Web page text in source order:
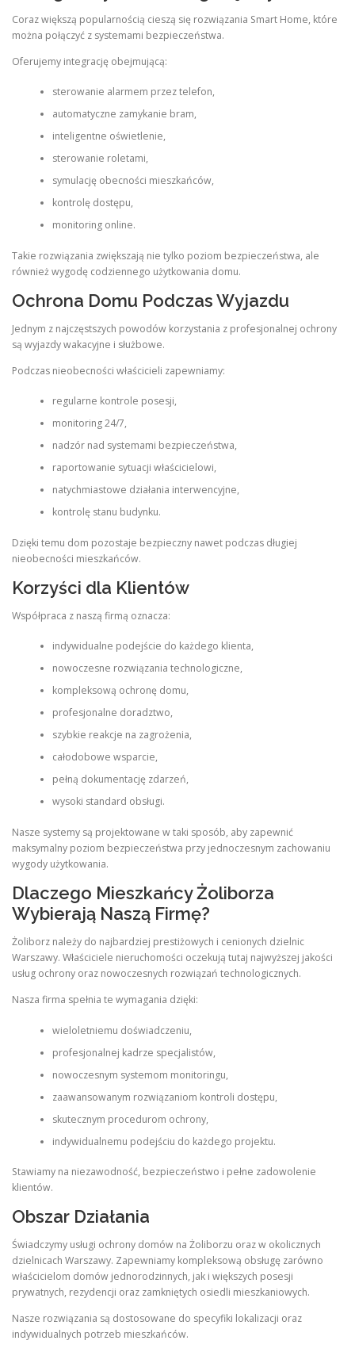
Coraz większą popularnością cieszą się rozwiązania Smart Home, które
można połączyć z systemami bezpieczeństwa.
Oferujemy integrację obejmującą:
sterowanie alarmem przez telefon,
automatyczne zamykanie bram,
inteligentne oświetlenie,
sterowanie roletami,
symulację obecności mieszkańców,
kontrolę dostępu,
monitoring online.
Takie rozwiązania zwiększają nie tylko poziom bezpieczeństwa, ale
również wygodę codziennego użytkowania domu.
Ochrona Domu Podczas Wyjazdu
Jednym z najczęstszych powodów korzystania z profesjonalnej ochrony
są wyjazdy wakacyjne i służbowe.
Podczas nieobecności właścicieli zapewniamy:
regularne kontrole posesji,
monitoring 24/7,
nadzór nad systemami bezpieczeństwa,
raportowanie sytuacji właścicielowi,
natychmiastowe działania interwencyjne,
kontrolę stanu budynku.
Dzięki temu dom pozostaje bezpieczny nawet podczas długiej
nieobecności mieszkańców.
Korzyści dla Klientów
Współpraca z naszą firmą oznacza:
indywidualne podejście do każdego klienta,
nowoczesne rozwiązania technologiczne,
kompleksową ochronę domu,
profesjonalne doradztwo,
szybkie reakcje na zagrożenia,
całodobowe wsparcie,
pełną dokumentację zdarzeń,
wysoki standard obsługi.
Nasze systemy są projektowane w taki sposób, aby zapewnić
maksymalny poziom bezpieczeństwa przy jednoczesnym zachowaniu
wygody użytkowania.
Dlaczego Mieszkańcy Żoliborza
Wybierają Naszą Firmę?
Żoliborz należy do najbardziej prestiżowych i cenionych dzielnic
Warszawy. Właściciele nieruchomości oczekują tutaj najwyższej jakości
usług ochrony oraz nowoczesnych rozwiązań technologicznych.
Nasza firma spełnia te wymagania dzięki:
wieloletniemu doświadczeniu,
profesjonalnej kadrze specjalistów,
nowoczesnym systemom monitoringu,
zaawansowanym rozwiązaniom kontroli dostępu,
skutecznym procedurom ochrony,
indywidualnemu podejściu do każdego projektu.
Stawiamy na niezawodność, bezpieczeństwo i pełne zadowolenie
klientów.
Obszar Działania
Świadczymy usługi ochrony domów na Żoliborzu oraz w okolicznych
dzielnicach Warszawy. Zapewniamy kompleksową obsługę zarówno
właścicielom domów jednorodzinnych, jak i większych posesji
prywatnych, rezydencji oraz zamkniętych osiedli mieszkaniowych.
Nasze rozwiązania są dostosowane do specyfiki lokalizacji oraz
indywidualnych potrzeb mieszkańców.